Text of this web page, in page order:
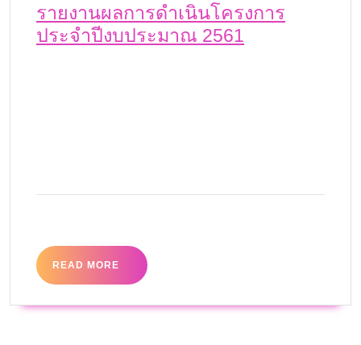
รายงานผลการดำเนินโครงการ
ประจำปีงบประมาณ 2561
READ MORE